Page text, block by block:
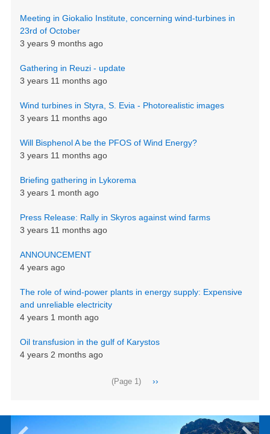
Meeting in Giokalio Institute, concerning wind-turbines in
23rd of October
3 years 9 months ago
Gathering in Reuzi - update
3 years 11 months ago
Wind turbines in Styra, S. Evia - Photorealistic images
3 years 11 months ago
Will Bisphenol A be the PFOS of Wind Energy?
3 years 11 months ago
Briefing gathering in Lykorema
3 years 1 month ago
Press Release: Rally in Skyros against wind farms
3 years 11 months ago
ANNOUNCEMENT
4 years ago
The role of wind-power plants in energy supply: Expensive
and unreliable electricity
4 years 1 month ago
Oil transfusion in the gulf of Karystos
4 years 2 months ago
(Page 1)
Next
››